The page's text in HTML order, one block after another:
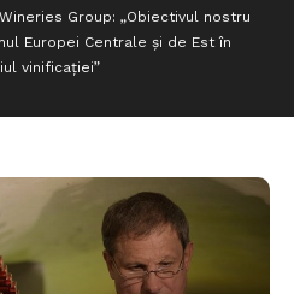
Group: „Obiectivul nostru
Europei Centrale şi de Est în
vinificației”